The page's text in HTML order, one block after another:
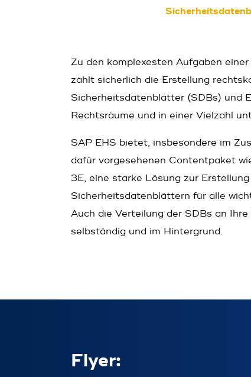
Zu den komplexesten Aufgaben
zählt sicherlich die Erstellung
Sicherheitsdatenblätter (SDBs) und
Rechtsräume und in einer Vielzahl
SAP EHS bietet, insbesondere im
dafür vorgesehenen Content­paket
3E, eine starke Lösung zur Erstellung
Sicherheitsdatenblättern für alle
Auch die Verteilung der SDBs an
selbständig und im Hintergrund.
Flyer: